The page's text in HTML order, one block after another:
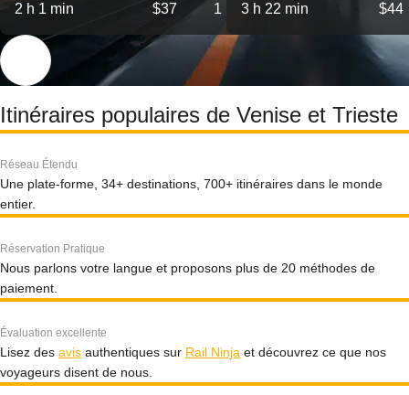
2 h 1 min $37 1 3 h 22 min $44
Itinéraires populaires de Venise et Trieste
Réseau Étendu
Une plate-forme, 34+ destinations, 700+ itinéraires dans le monde
entier.
Réservation Pratique
Nous parlons votre langue et proposons plus de 20 méthodes de
paiement.
Évaluation excellente
Lisez des avis authentiques sur Rail Ninja et découvrez ce que nos
voyageurs disent de nous.